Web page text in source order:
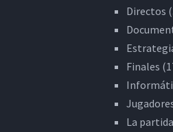
Directos
Finales
La